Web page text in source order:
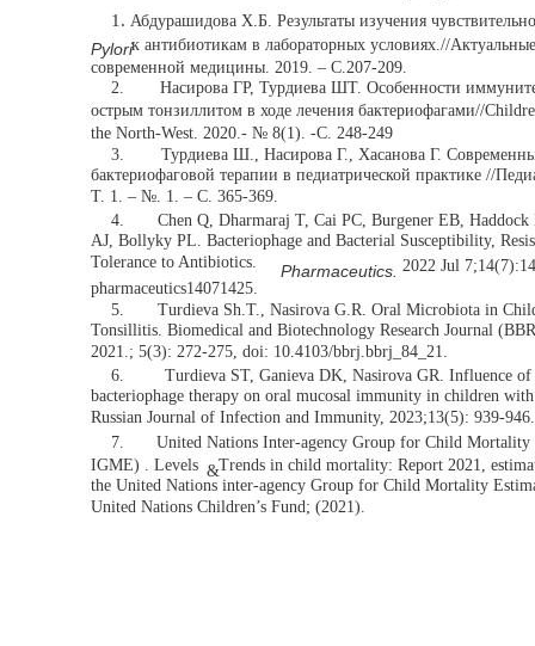
1. Абдурашидова Х.Б. Результаты изучения
Pyloriк антибиотикам в лабораторных условиях.//
современной медицины. 2019. – C.207-209.
2.
Насирова ГР, Турдиева ШТ. Особенности
острым тонзиллитом в ходе лечения бактериофагами//
the North-West. 2020.- № 8(1). -С. 248-249
3.
Турдиева Ш., Насирова Г., Хасанова Г.
бактериофаговой терапии в педиатрической практике //
Т. 1. – №. 1. – С. 365-369.
4.
Chen Q, Dharmaraj T, Cai PC, Burgener EB,
AJ, Bollyky PL. Bacteriophage and Bacterial Susceptibility,
Tolerance to Antibiotics.
Pharmaceutics. 2022 Jul
pharmaceutics14071425.
5.
Turdieva Sh.T., Nasirova G.R. Oral Microbiota in
Tonsillitis. Biomedical and Biotechnology Research Journal
2021.; 5(3): 272-275, doi: 10.4103/bbrj.bbrj_84_21.
6.
Turdieva ST, Ganieva DK, Nasirova GR. Influence of
bacteriophage therapy on oral mucosal immunity in children
Russian Journal of Infection and Immunity, 2023;13(5): 939-946.
7.
United Nations Inter-agency Group for Child
IGME) . Levels &Trends in child mortality: Report 2021,
the United Nations inter-agency Group for Child Mortality
United Nations Children’s Fund; (2021).